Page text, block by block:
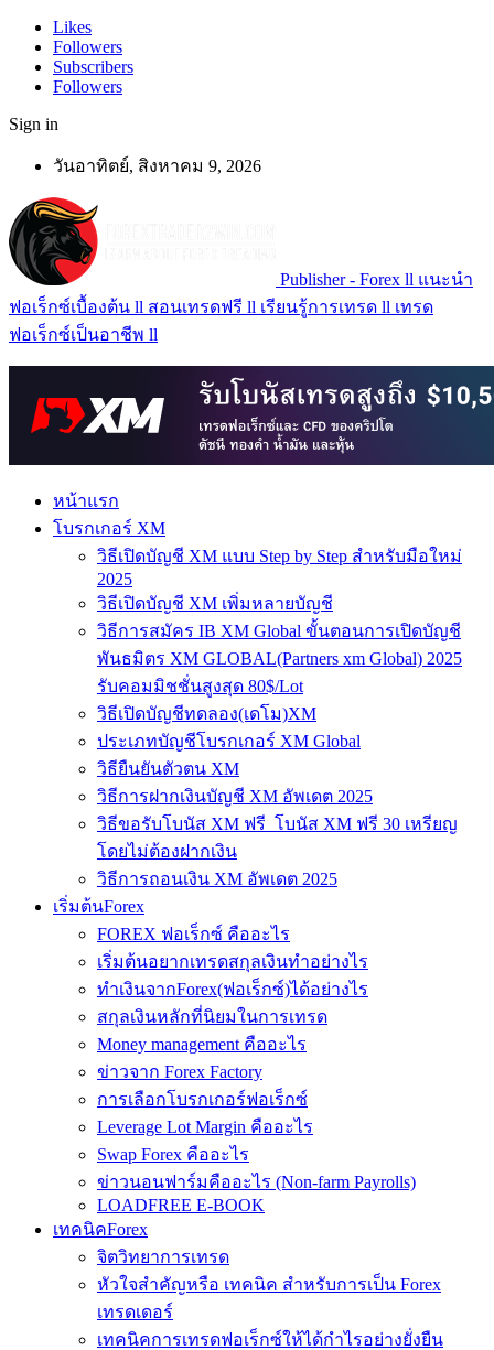
Likes
Followers
Subscribers
Followers
Sign in
วันอาทิตย์, สิงหาคม 9, 2026
Publisher - Forex ll แนะนำ
ฟอเร็กซ์เบื้องต้น ll สอนเทรดฟรี ll เรียนรู้การเทรด ll เทรด
ฟอเร็กซ์เป็นอาชีพ ll
หน้าแรก
โบรกเกอร์ XM
วิธีเปิดบัญชี XM แบบ Step by Step สำหรับมือใหม่
2025
วิธีเปิดบัญชี XM เพิ่มหลายบัญชี
วิธีการสมัคร IB XM Global ขั้นตอนการเปิดบัญชี
พันธมิตร XM GLOBAL(Partners xm Global) 2025
รับคอมมิชชั่นสูงสุด 80$/Lot
วิธีเปิดบัญชีทดลอง(เดโม)XM
ประเภทบัญชีโบรกเกอร์ XM Global
วิธียืนยันตัวตน XM
วิธีการฝากเงินบัญชี XM อัพเดต 2025
วิธีขอรับโบนัส XM ฟรี โบนัส XM ฟรี 30 เหรียญ
โดยไม่ต้องฝากเงิน
วิธีการถอนเงิน XM อัพเดต 2025
เริ่มต้นForex
FOREX ฟอเร็กซ์ คืออะไร
เริ่มต้นอยากเทรดสกุลเงินทำอย่างไร
ทำเงินจากForex(ฟอเร็กซ์)ได้อย่างไร
สกุลเงินหลักที่นิยมในการเทรด
Money management คืออะไร
ข่าวจาก Forex Factory
การเลือกโบรกเกอร์ฟอเร็กซ์
Leverage Lot Margin คืออะไร
Swap Forex คืออะไร
ข่าวนอนฟาร์มคืออะไร (Non-farm Payrolls)
LOADFREE E-BOOK
เทคนิคForex
จิตวิทยาการเทรด
หัวใจสำคัญหรือ เทคนิค สำหรับการเป็น Forex
เทรดเดอร์
เทคนิคการเทรดฟอเร็กซ์ให้ได้กำไรอย่างยั่งยืน